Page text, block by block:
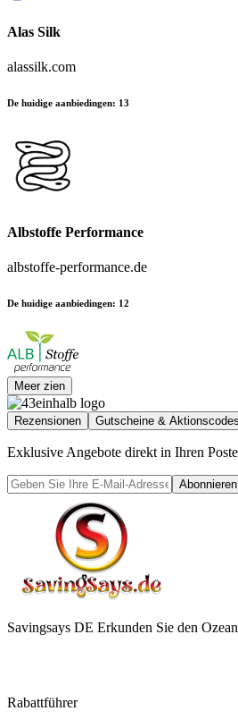
Alas Silk
alassilk.com
De huidige aanbiedingen: 13
Albstoffe Performance
albstoffe-performance.de
De huidige aanbiedingen: 12
Meer zien
Rezensionen Gutscheine & Aktionscodes
Exklusive Angebote direkt in Ihren
Abonnieren
Savingsays DE Erkunden Sie den
Rabattführer